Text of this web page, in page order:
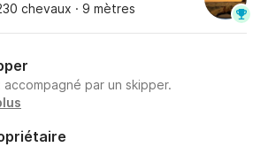
chevaux · 9 mètres
accompagné par un skipper.